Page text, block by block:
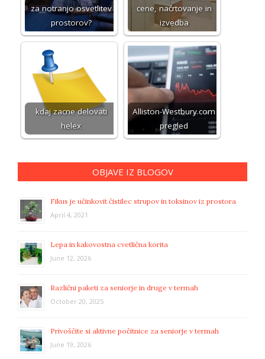
za notranjo osvetlitev
prostorov?
cene, načrtovanje in
izvedba
kdaj zacne delovati
helex
Alliston-Westbury.com
pregled
OBJAVE IZ BLOGOV
Fikus je učinkovit čistilec strupov in toksinov iz prostora
April 4, 2021
Lepa in kakovostna cvetlična korita
June 12, 2026
Različni paketi za seniorje in druge v termah
October 20, 2025
Privoščite si aktivne počitnice za seniorje v termah
June 19, 2026